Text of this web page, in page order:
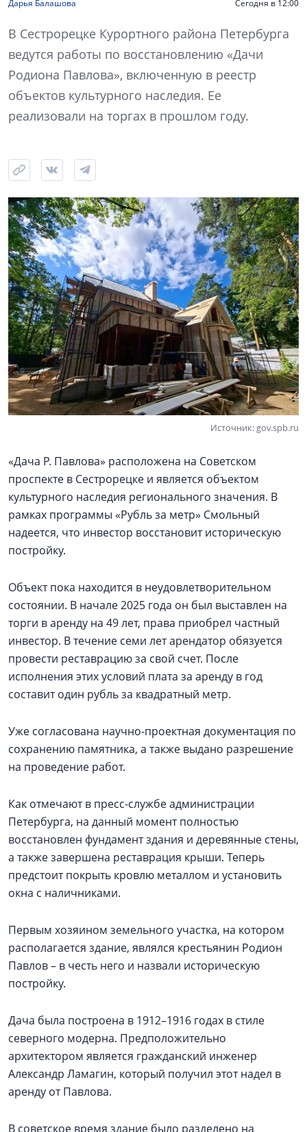
Дарья Балашова Сегодня в 12:00
В Сестрорецке Курортного района Петербурга
ведутся работы по восстановлению «Дачи
Родиона Павлова», включенную в реестр
объектов культурного наследия. Ее
реализовали на торгах в прошлом году.
Источник: gov.spb.ru
«Дача Р. Павлова» расположена на Советском
проспекте в Сестрорецке и является объектом
культурного наследия регионального значения. В
рамках программы «Рубль за метр» Смольный
надеется, что инвестор восстановит историческую
постройку.
Объект пока находится в неудовлетворительном
состоянии. В начале 2025 года он был выставлен на
торги в аренду на 49 лет, права приобрел частный
инвестор. В течение семи лет арендатор обязуется
провести реставрацию за свой счет. После
исполнения этих условий плата за аренду в год
составит один рубль за квадратный метр.
Уже согласована научно-проектная документация по
сохранению памятника, а также выдано разрешение
на проведение работ.
Как отмечают в пресс-службе администрации
Петербурга, на данный момент полностью
восстановлен фундамент здания и деревянные стены,
а также завершена реставрация крыши. Теперь
предстоит покрыть кровлю металлом и установить
окна с наличниками.
Первым хозяином земельного участка, на котором
располагается здание, являлся крестьянин Родион
Павлов – в честь него и назвали историческую
постройку.
Дача была построена в 1912–1916 годах в стиле
северного модерна. Предположительно
архитектором является гражданский инженер
Александр Ламагин, который получил этот надел в
аренду от Павлова.
В советское время здание было разделено на